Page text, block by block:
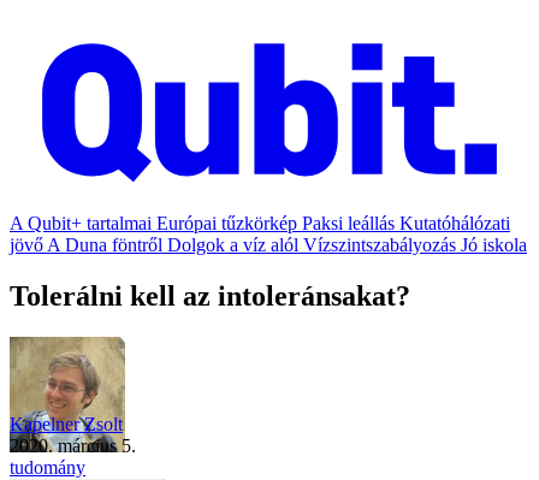
A Qubit+ tartalmai Európai tűzkörkép Paksi leállás Kutatóhálózati
jövő A Duna föntről Dolgok a víz alól Vízszintszabályozás Jó iskola
Tolerálni kell az intoleránsakat?
Kapelner Zsolt
2020. március 5.
tudomány